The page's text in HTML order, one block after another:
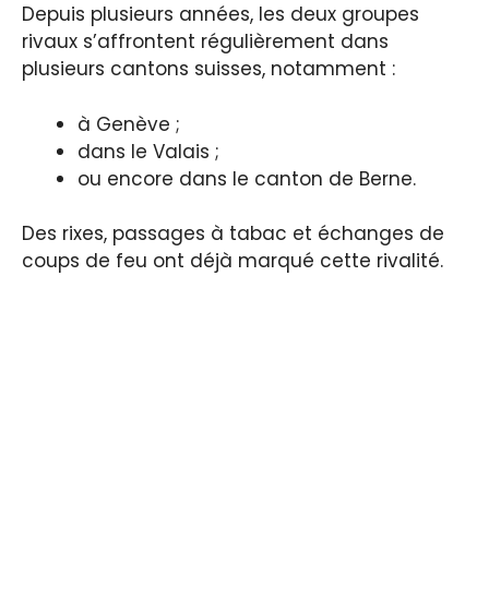
Depuis plusieurs années, les deux groupes
rivaux s’affrontent régulièrement dans
plusieurs cantons suisses, notamment :
à Genève ;
dans le Valais ;
ou encore dans le canton de Berne.
Des rixes, passages à tabac et échanges de
coups de feu ont déjà marqué cette rivalité.